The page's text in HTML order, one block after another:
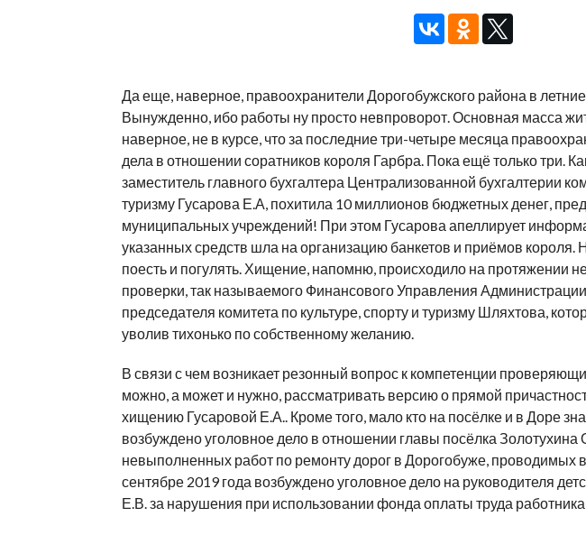
Да еще, наверное, правоохранители Дорогобужского района в
Вынужденно, ибо работы ну просто невпроворот. Основная масса
наверное, не в курсе, что за последние три-четыре месяца
дела в отношении соратников короля Гарбра. Пока ещё только три.
заместитель главного бухгалтера Централизованной бухгалтерии
туризму Гусарова Е.А, похитила 10 миллионов бюджетных денег,
муниципальных учреждений! При этом Гусарова апеллирует
указанных средств шла на организацию банкетов и приёмов
поесть и погулять. Хищение, напомню, происходило на протяжении
проверки, так называемого Финансового Управления
председателя комитета по культуре, спорту и туризму Шляхтова,
уволив тихонько по собственному желанию.
В связи с чем возникает резонный вопрос к компетенции
можно, а может и нужно, рассматривать версию о прямой
хищению Гусаровой Е.А.. Кроме того, мало кто на посёлке и в Доре
возбуждено уголовное дело в отношении главы посёлка
невыполненных работ по ремонту дорог в Дорогобуже, проводимых
сентябре 2019 года возбуждено уголовное дело на руководителя
Е.В. за нарушения при использовании фонда оплаты труда